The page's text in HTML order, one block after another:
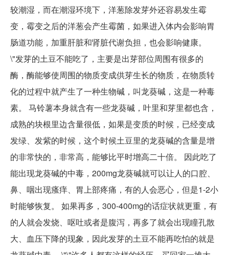
较潮湿，而在潮湿环境下，洋葱除发芽外还容易发生霉
变，霉变之后的洋葱会产生霉菌，如果进入体内会影响胃
肠道功能，加重肝脏和肾脏代谢负担，也会影响健康。
\"发芽的土豆不能吃了，主要是出芽部位周围有很多的
酶，酶能够使周围的物质变成供芽生长的物质，在物质转
化的过程中就产生了一种生物碱，叫龙葵碱，这是一种毒
素。 马铃薯本身就含有一些龙葵碱，叶里和芽里都也含，
成熟的块根里边含量很低，如果是变质的时候，已经变成
发绿、发紫的时候，这个时候土豆里的龙葵碱的含量是增
的非常快的，非常高，能够比平时增高二十倍。 因此吃了
能出现龙葵碱的中毒，200mg龙葵碱就可以让人的口腔、
鼻、咽出现瘙痒、胃上部疼痛，有的人会恶心，但是1-2小
时能够恢复。 如果再多，300-400mg的话症状就更重，有
的人就会发烧、呕吐或者是腹泻，再多了就会出现瞳孔散
大、血压下降的现象，因此发芽的土豆不能再吃怕的就是